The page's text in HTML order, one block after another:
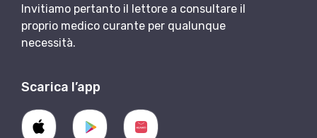
Invitiamo pertanto il lettore a consultare il
proprio medico curante per qualunque
necessità.
Scarica l’app